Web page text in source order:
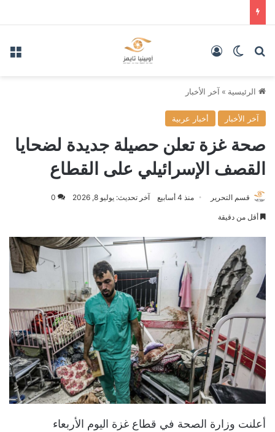
بحث عنالوضع المظلم
الرئيسية » آخر الأخبار
آخر الأخبار أخبار عربية
صحة غزة تعلن حصيلة جديدة لضحايا
القصف الإسرائيلي على القطاع
قسم التحرير منذ 4 أسابيع آخر تحديث: يوليو 8, 2026 0
أقل من دقيقة
أعلنت وزارة الصحة في قطاع غزة اليوم الأربعاء